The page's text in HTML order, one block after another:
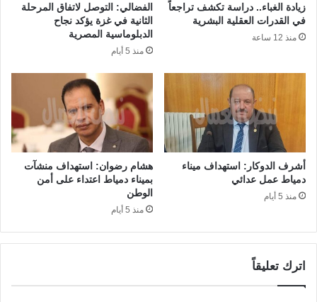
زيادة الغباء.. دراسة تكشف تراجعاً
في القدرات العقلية البشرية
منذ 12 ساعة
الفضالي: التوصل لاتفاق المرحلة
الثانية في غزة يؤكد نجاح
الدبلوماسية المصرية
منذ 5 أيام
أشرف الدوكار: استهداف ميناء
دمياط عمل عدائي
منذ 5 أيام
هشام رضوان: استهداف منشآت
بميناء دمياط اعتداء على أمن
الوطن
منذ 5 أيام
اترك تعليقاً